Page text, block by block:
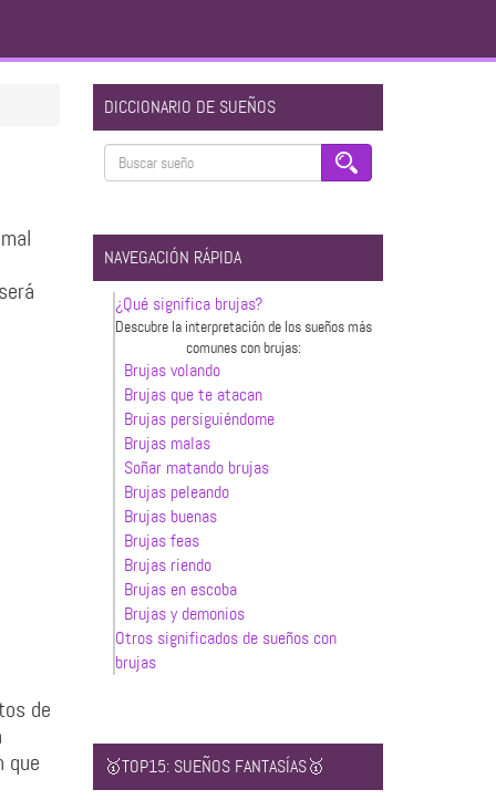
de
que
DICCIONARIO DE SUEÑOS
NAVEGACIÓN RÁPIDA
¿Qué significa brujas?
Descubre la interpretación de los sueños más
comunes con brujas:
Brujas volando
Brujas que te atacan
Brujas persiguiéndome
Brujas malas
Soñar matando brujas
Brujas peleando
Brujas buenas
Brujas feas
Brujas riendo
Brujas en escoba
Brujas y demonios
Otros significados de sueños con
brujas
🥇TOP15: SUEÑOS FANTASÍAS🥇